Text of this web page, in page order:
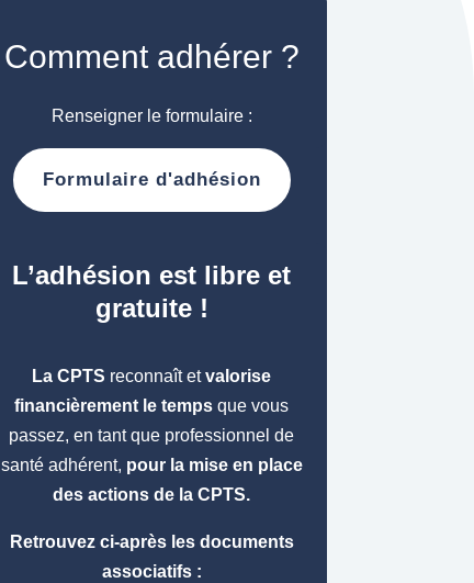
Comment adhérer ?
Renseigner le formulaire :
Formulaire d'adhésion
L’adhésion est libre et
gratuite !
La CPTS reconnaît etvalorise
financièrement le temps que vous
passez, en tant que professionnel de
santé adhérent, pour la mise en place
des actions de la CPTS.
Retrouvez ci-après les documents
associatifs :